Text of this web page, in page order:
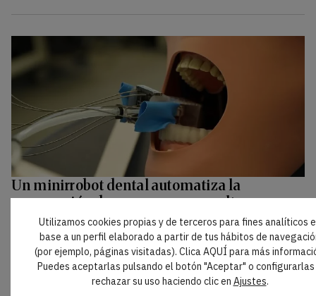
Un minirrobot dental automatiza la
preparación de coronas en consulta
Un equipo de la Universidad de Basilea ha
presentado un robot intraoral miniaturizado capaz
de preparar dientes para coronas mediante
planificación digital. El sistema aspira a reducir
visitas clínicas y mejorar la continuidad del
procedimiento restaurador en consulta
Utilizamos cookies propias y de terceros para fines analíticos
base a un perfil elaborado a partir de tus hábitos de
(por ejemplo, páginas visitadas). Clica AQUÍ para más
Puedes aceptarlas pulsando el botón "Aceptar" o
rechazar su uso haciendo clic en Ajustes.